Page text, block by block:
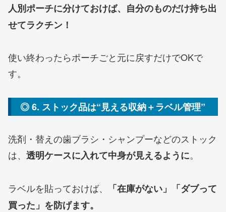
人別ポーチに分けておけば、自分のものだけ持ち出
せてラクチン！
使い終わったらポーチごと元に戻すだけでOKで
す。
◎ 6. ストック品は“見える収納＋ラベル管理”
洗剤・替えの歯ブラシ・シャンプーなどのストック
は、 透明ケースに入れて中身が見えるように。
ラベルを貼っておけば、
「在庫がない」「ダブって
買った」を防げます。